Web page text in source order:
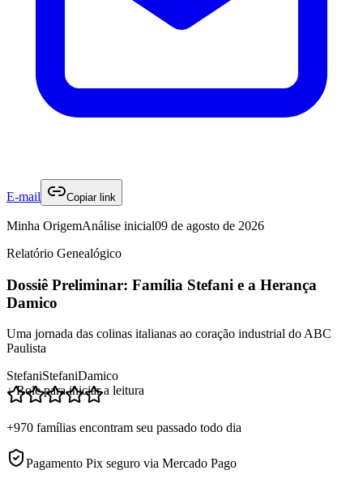
E-mail Copiar link
Minha OrigemAnálise inicial09 de agosto de 2026
Relatório Genealógico
Dossiê Preliminar: Família Stefani e a Herança
Damico
Uma jornada das colinas italianas ao coração industrial do ABC
Paulista
StefaniStefaniDamico
↓ Role para iniciar a leitura
+970 famílias encontram seu passado todo dia
Pagamento Pix seguro via Mercado Pago